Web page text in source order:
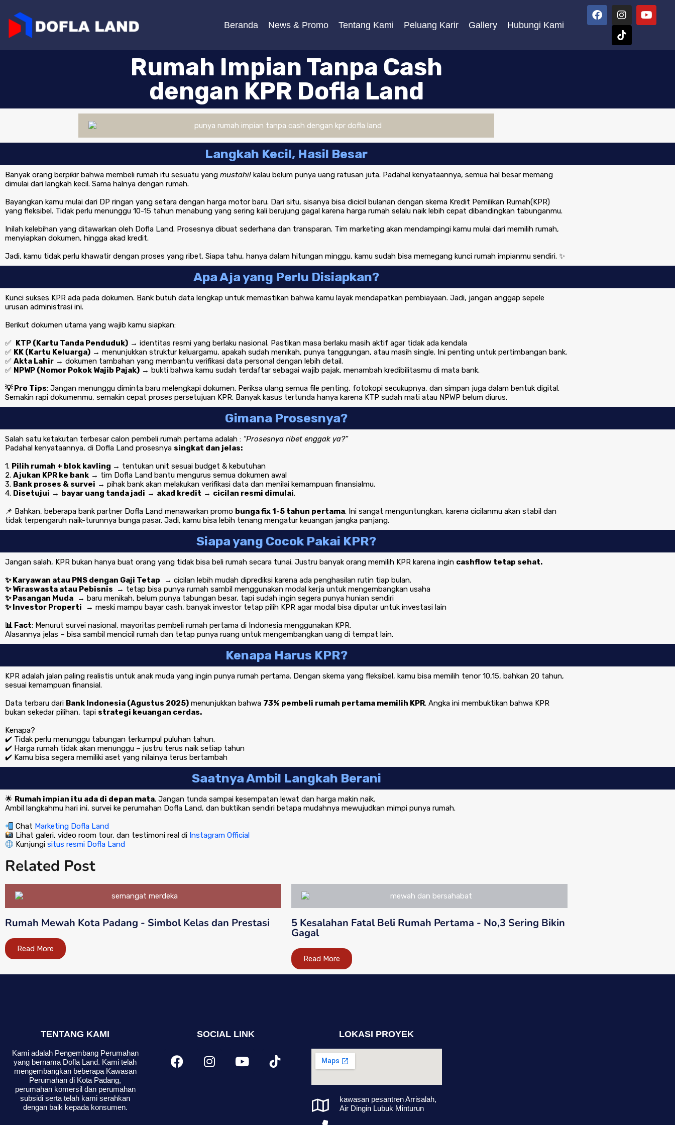
Beranda News & Promo Tentang Kami Peluang Karir Gallery Hubungi Kami
Rumah Impian Tanpa Cash
dengan KPR Dofla Land
Langkah Kecil, Hasil Besar
Banyak orang berpikir bahwa membeli rumah itu sesuatu yang mustahil kalau belum punya uang ratusan juta. Padahal kenyataannya, semua hal besar memang
dimulai dari langkah kecil. Sama halnya dengan rumah.
Bayangkan kamu mulai dari DP ringan yang setara dengan harga motor baru. Dari situ, sisanya bisa dicicil bulanan dengan skema Kredit Pemilikan Rumah(KPR)
yang fleksibel. Tidak perlu menunggu 10-15 tahun menabung yang sering kali berujung gagal karena harga rumah selalu naik lebih cepat dibandingkan tabunganmu.
Inilah kelebihan yang ditawarkan oleh Dofla Land. Prosesnya dibuat sederhana dan transparan. Tim marketing akan mendampingi kamu mulai dari memilih rumah,
menyiapkan dokumen, hingga akad kredit.
Jadi, kamu tidak perlu khawatir dengan proses yang ribet. Siapa tahu, hanya dalam hitungan minggu, kamu sudah bisa memegang kunci rumah impianmu sendiri. ✨
Apa Aja yang Perlu Disiapkan?
Kunci sukses KPR ada pada dokumen. Bank butuh data lengkap untuk memastikan bahwa kamu layak mendapatkan pembiayaan. Jadi, jangan anggap sepele
urusan administrasi ini.
Berikut dokumen utama yang wajib kamu siapkan:
✅ KTP (Kartu Tanda Penduduk) → identitas resmi yang berlaku nasional. Pastikan masa berlaku masih aktif agar tidak ada kendala
✅ KK (Kartu Keluarga) → menunjukkan struktur keluargamu, apakah sudah menikah, punya tanggungan, atau masih single. Ini penting untuk pertimbangan bank.
✅ Akta Lahir → dokumen tambahan yang membantu verifikasi data personal dengan lebih detail.
✅ NPWP (Nomor Pokok Wajib Pajak) → bukti bahwa kamu sudah terdaftar sebagai wajib pajak, menambah kredibilitasmu di mata bank.
💡 Pro Tips: Jangan menunggu diminta baru melengkapi dokumen. Periksa ulang semua file penting, fotokopi secukupnya, dan simpan juga dalam bentuk digital.
Semakin rapi dokumenmu, semakin cepat proses persetujuan KPR. Banyak kasus tertunda hanya karena KTP sudah mati atau NPWP belum diurus.
Gimana Prosesnya?
Salah satu ketakutan terbesar calon pembeli rumah pertama adalah : “Prosesnya ribet enggak ya?”
Padahal kenyataannya, di Dofla Land prosesnya singkat dan jelas:
1. Pilih rumah + blok kavling → tentukan unit sesuai budget & kebutuhan
2. Ajukan KPR ke bank → tim Dofla Land bantu mengurus semua dokumen awal
3. Bank proses & survei → pihak bank akan melakukan verifikasi data dan menilai kemampuan finansialmu.
4. Disetujui → bayar uang tanda jadi → akad kredit → cicilan resmi dimulai.
📌 Bahkan, beberapa bank partner Dofla Land menawarkan promo bunga fix 1-5 tahun pertama. Ini sangat menguntungkan, karena cicilanmu akan stabil dan
tidak terpengaruh naik-turunnya bunga pasar. Jadi, kamu bisa lebih tenang mengatur keuangan jangka panjang.
Siapa yang Cocok Pakai KPR?
Jangan salah, KPR bukan hanya buat orang yang tidak bisa beli rumah secara tunai. Justru banyak orang memilih KPR karena ingin cashflow tetap sehat.
✨ Karyawan atau PNS dengan Gaji Tetap → cicilan lebih mudah diprediksi karena ada penghasilan rutin tiap bulan.
✨ Wiraswasta atau Pebisnis
→ tetap bisa punya rumah sambil menggunakan modal kerja untuk mengembangkan usaha
✨ Pasangan Muda → baru menikah, belum punya tabungan besar, tapi sudah ingin segera punya hunian sendiri
✨ Investor Properti → meski mampu bayar cash, banyak investor tetap pilih KPR agar modal bisa diputar untuk investasi lain
📊 Fact: Menurut survei nasional, mayoritas pembeli rumah pertama di Indonesia menggunakan KPR.
Alasannya jelas – bisa sambil mencicil rumah dan tetap punya ruang untuk mengembangkan uang di tempat lain.
Kenapa Harus KPR?
KPR adalah jalan paling realistis untuk anak muda yang ingin punya rumah pertama. Dengan skema yang fleksibel, kamu bisa memilih tenor 10,15, bahkan 20 tahun,
sesuai kemampuan finansial.
Data terbaru dari Bank Indonesia (Agustus 2025) menunjukkan bahwa 73% pembeli rumah pertama memilih KPR. Angka ini membuktikan bahwa KPR
bukan sekedar pilihan, tapi strategi keuangan cerdas.
Kenapa?
✔️ Tidak perlu menunggu tabungan terkumpul puluhan tahun.
✔️ Harga rumah tidak akan menunggu – justru terus naik setiap tahun
✔️ Kamu bisa segera memiliki aset yang nilainya terus bertambah
Saatnya Ambil Langkah Berani
🌟 Rumah impian itu ada di depan mata. Jangan tunda sampai kesempatan lewat dan harga makin naik.
Ambil langkahmu hari ini, survei ke perumahan Dofla Land, dan buktikan sendiri betapa mudahnya mewujudkan mimpi punya rumah.
Chat Marketing Dofla Land
Lihat galeri, video room tour, dan testimoni real di Instagram Official
Kunjungisitus resmi Dofla Land
Related Post
Rumah Mewah Kota Padang - Simbol Kelas dan Prestasi
Read More
5 Kesalahan Fatal Beli Rumah Pertama - No,3 Sering Bikin
Gagal
Read More
TENTANG KAMI
Kami adalah Pengembang Perumahan
yang bernama Dofla Land. Kami telah
mengembangkan beberapa Kawasan
Perumahan di Kota Padang,
perumahan komersil dan perumahan
subsidi serta telah kami serahkan
dengan baik kepada konsumen.
SOCIAL LINK LOKASI PROYEK
kawasan pesantren Arrisalah,
Air Dingin Lubuk Minturun